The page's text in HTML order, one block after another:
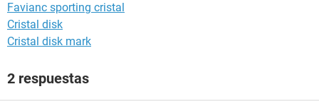
Favianc sporting cristal
Cristal disk
Cristal disk mark
2 respuestas